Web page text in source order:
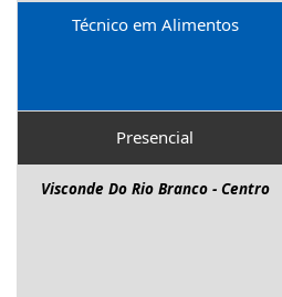
Técnico em Alimentos
Presencial
Visconde Do Rio Branco - Centro